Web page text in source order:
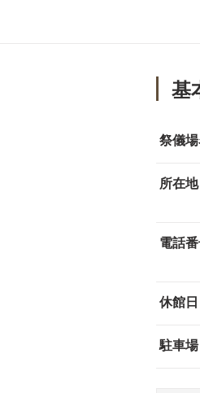
基
祭儀
所在地
電話
休館日
駐車場